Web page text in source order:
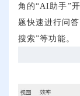
角的“AI助手”
题快速进行问
搜索”等功能。